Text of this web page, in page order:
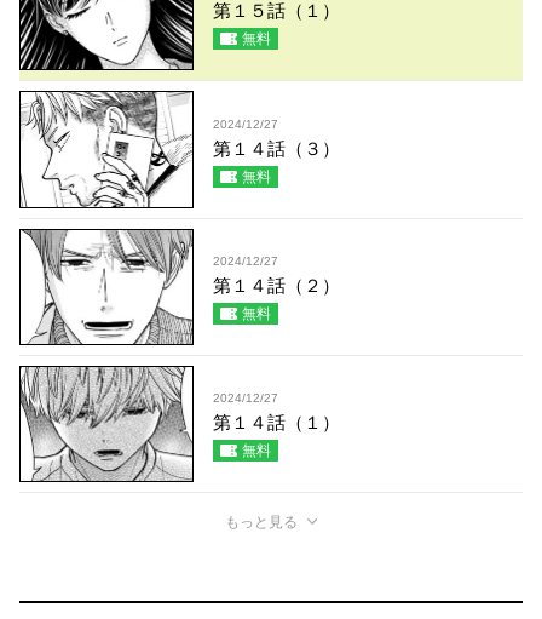
第１５話（１）
無料
2024/12/27
第１４話（３）
無料
2024/12/27
第１４話（２）
無料
2024/12/27
第１４話（１）
無料
もっと見る